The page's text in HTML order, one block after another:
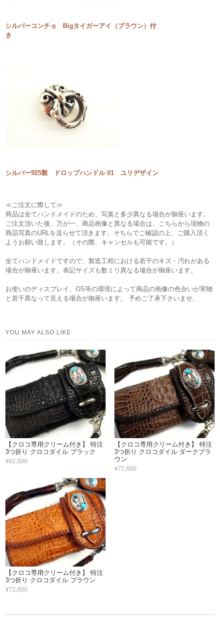
シルバーコンチョ Bigタイガーアイ（ブラウン）付
き
シルバー925製 ドロップハンドル 01 ユリデザイン
≪ご注文に際して≫
商品は全てハンドメイドのため、写真と多少異なる場合が御座います。
ご注文頂いた後、万が一、商品画像と異なる場合は、こちらから現物の
商品写真のURLを送らせて頂きます。そちらでご確認の上、ご購入頂く
ようお願い致します。（その際、キャンセルも可能です。）
全てハンドメイドですので、製造工程における若干のキズ・汚れがある
場合が御座います。表記サイズも数ミリ異なる場合が御座います。
お使いのディスプレイ、OS等の環境によって商品の画像の色合いが実物
と若干異なって見える場合が御座います。 予めご了承下さいませ。
YOU MAY ALSO LIKE
【クロコ専用クリーム付き】 特注
3つ折り クロコダイル ブラック
¥82,500
【クロコ専用クリーム付き】 特注
3つ折り クロコダイル ダークブラ
ウン
¥72,600
【クロコ専用クリーム付き】 特注
3つ折り クロコダイル ブラウン
¥72,600